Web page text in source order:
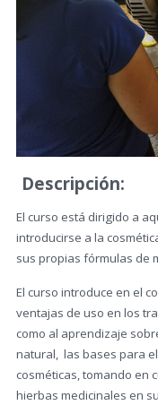
Descripción:
El curso está dirigido a
introducirse a la
sus propias fórmulas de
El curso introduce en el
ventajas de uso en los
como al aprendizaje
natural, las bases para
cosméticas, tomando en
hierbas medicinales en